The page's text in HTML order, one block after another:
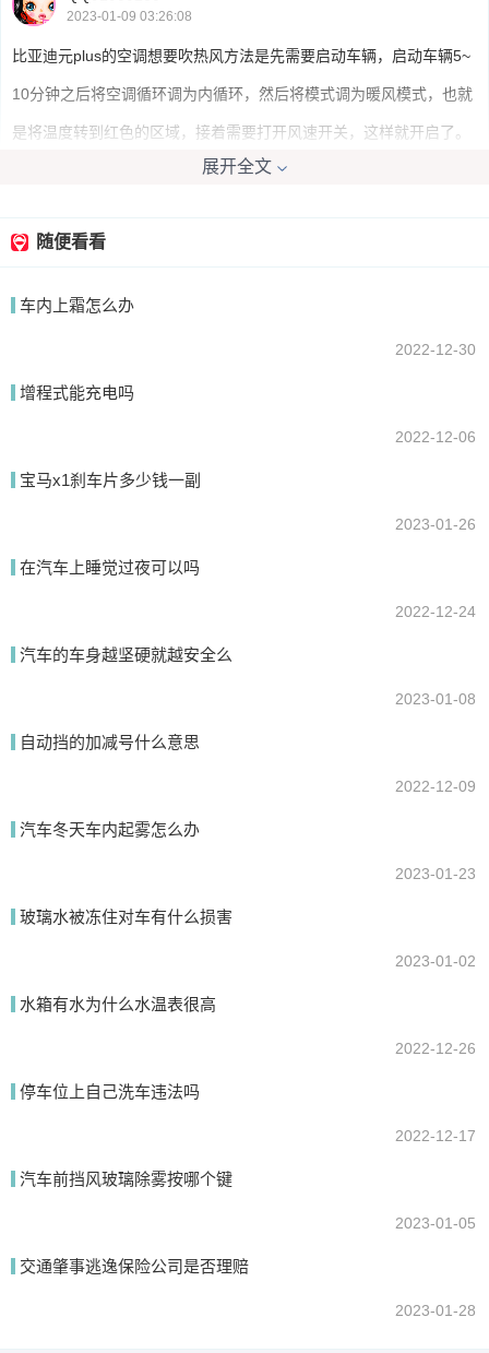
2023-01-09 03:26:08
比亚迪元plus的空调想要吹热风方法是先需要启动车辆，启动车辆5~
10分钟之后将空调循环调为内循环，然后将模式调为暖风模式，也就
是将温度转到红色的区域，接着需要打开风速开关，这样就开启了。
展开全文
随便看看
车内上霜怎么办
2022-12-30
增程式能充电吗
2022-12-06
宝马x1刹车片多少钱一副
2023-01-26
在汽车上睡觉过夜可以吗
2022-12-24
汽车的车身越坚硬就越安全么
2023-01-08
自动挡的加减号什么意思
2022-12-09
汽车冬天车内起雾怎么办
2023-01-23
玻璃水被冻住对车有什么损害
2023-01-02
水箱有水为什么水温表很高
2022-12-26
停车位上自己洗车违法吗
2022-12-17
汽车前挡风玻璃除雾按哪个键
2023-01-05
交通肇事逃逸保险公司是否理赔
2023-01-28